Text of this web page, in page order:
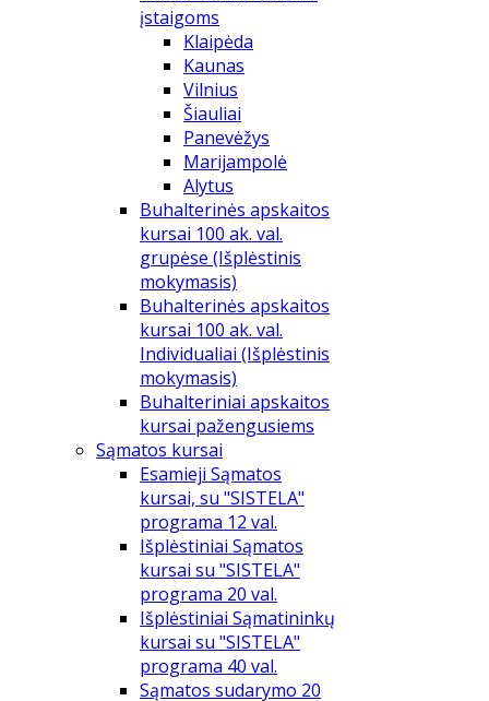
įstaigoms
Klaipėda
Kaunas
Vilnius
Šiauliai
Panevėžys
Marijampolė
Alytus
Buhalterinės apskaitos
kursai 100 ak. val.
grupėse (Išplėstinis
mokymasis)
Buhalterinės apskaitos
kursai 100 ak. val.
Individualiai (Išplėstinis
mokymasis)
Buhalteriniai apskaitos
kursai pažengusiems
Sąmatos kursai
Esamieji Sąmatos
kursai, su "SISTELA"
programa 12 val.
Išplėstiniai Sąmatos
kursai su "SISTELA"
programa 20 val.
Išplėstiniai Sąmatininkų
kursai su "SISTELA"
programa 40 val.
Sąmatos sudarymo 20